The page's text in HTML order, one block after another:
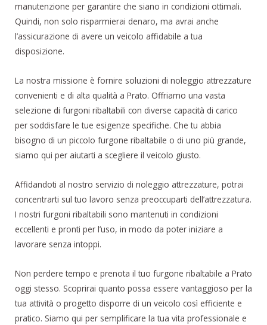
manutenzione per garantire che siano in condizioni ottimali.
Quindi, non solo risparmierai denaro, ma avrai anche
l’assicurazione di avere un veicolo affidabile a tua
disposizione.
La nostra missione è fornire soluzioni di noleggio attrezzature
convenienti e di alta qualità a Prato. Offriamo una vasta
selezione di furgoni ribaltabili con diverse capacità di carico
per soddisfare le tue esigenze specifiche. Che tu abbia
bisogno di un piccolo furgone ribaltabile o di uno più grande,
siamo qui per aiutarti a scegliere il veicolo giusto.
Affidandoti al nostro servizio di noleggio attrezzature, potrai
concentrarti sul tuo lavoro senza preoccuparti dell’attrezzatura.
I nostri furgoni ribaltabili sono mantenuti in condizioni
eccellenti e pronti per l’uso, in modo da poter iniziare a
lavorare senza intoppi.
Non perdere tempo e prenota il tuo furgone ribaltabile a Prato
oggi stesso. Scoprirai quanto possa essere vantaggioso per la
tua attività o progetto disporre di un veicolo così efficiente e
pratico. Siamo qui per semplificare la tua vita professionale e